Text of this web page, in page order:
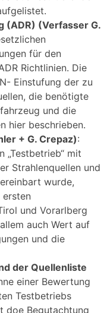
(ADR) (Verfasser G.
für den
Richtlinien. Die
Einstufung der zu
die benötigte
und die
hier beschrieben.
+ G. Crepaz):
„Testbetrieb“ mit
Strahlenquellen und
wurde,
und Vorarlberg
auch Wert auf
und die
der Quellenliste
einer Bewertung
Testbetriebs
doe Begutachtung